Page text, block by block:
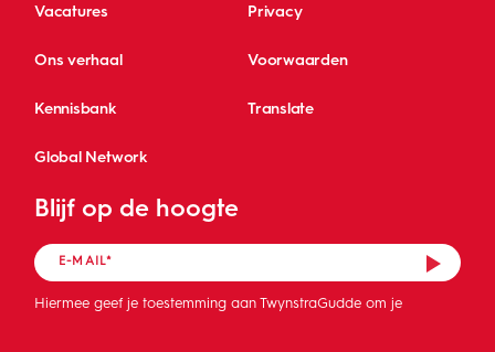
Vacatures Privacy
Ons verhaal Voorwaarden
Kennisbank Translate
Global Network
Blijf op de hoogte
Hiermee geef je toestemming aan TwynstraGudde om je